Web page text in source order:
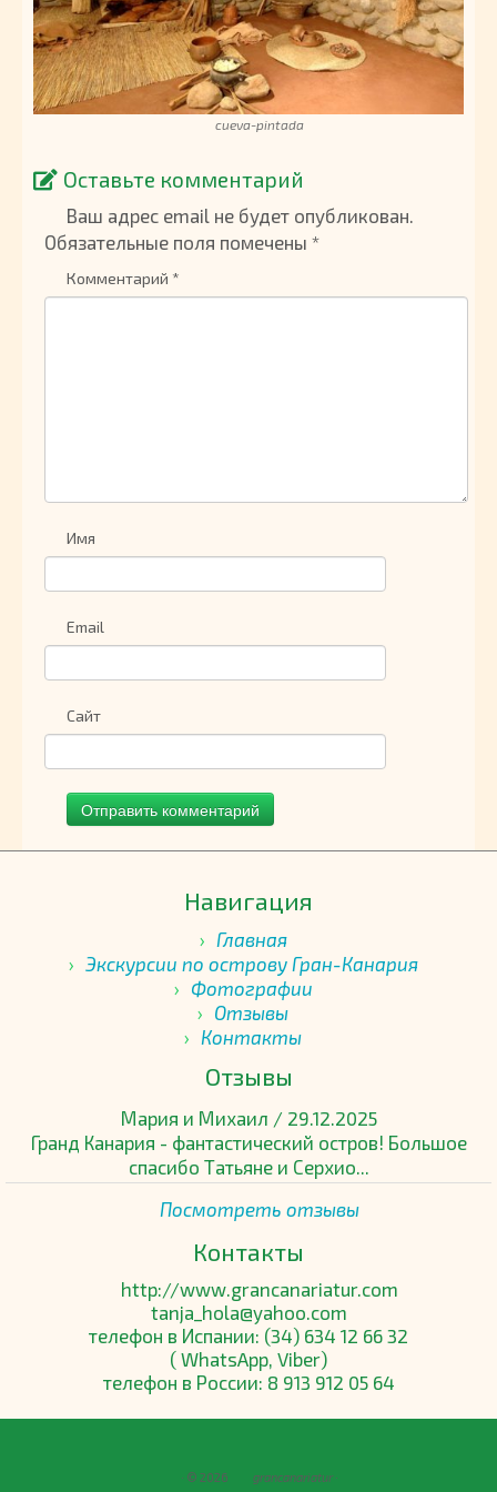
cueva-pintada
Оставьте комментарий
Ваш адрес email не будет опубликован.
Обязательные поля помечены *
Комментарий *
Имя
Email
Сайт
Навигация
Главная
Экскурсии по острову Гран-Канария
Фотографии
Отзывы
Контакты
Отзывы
Мария и Михаил / 29.12.2025
Гранд Канария - фантастический остров! Большое
спасибо Татьяне и Серхио...
Посмотреть отзывы
Контакты
http://www.grancanariatur.com
tanja_hola@yahoo.com
телефон в Испании: (34) 634 12 66 32
( WhatsApp, Viber)
телефон в России: 8 913 912 05 64
· © 2026 grancanariatur ·